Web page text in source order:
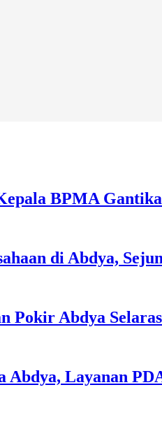
BPMA
di Abdya,
Pokir Abdya
Layanan